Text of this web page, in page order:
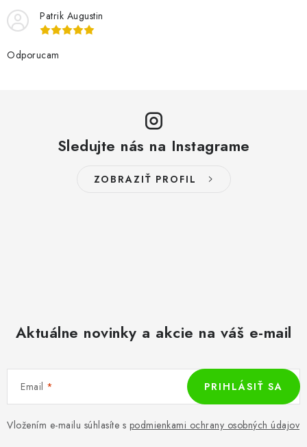
Patrik Augustin
Odporucam
Sledujte nás na Instagrame
ZOBRAZIŤ PROFIL
Aktuálne novinky a akcie na váš e-mail
Email
Vložením e-mailu súhlasíte s podmienkami ochrany osobných údajov
PRIHLÁSIŤ SA